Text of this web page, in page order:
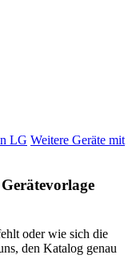
LG Weitere Geräte mit
oder wie sich die
den Katalog genau